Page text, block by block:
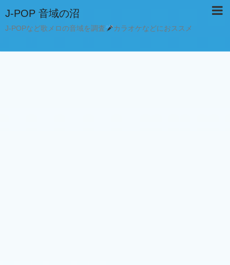
J-POP 音域の沼
J-POPなど歌メロの音域を調査 カラオケなどにおススメ